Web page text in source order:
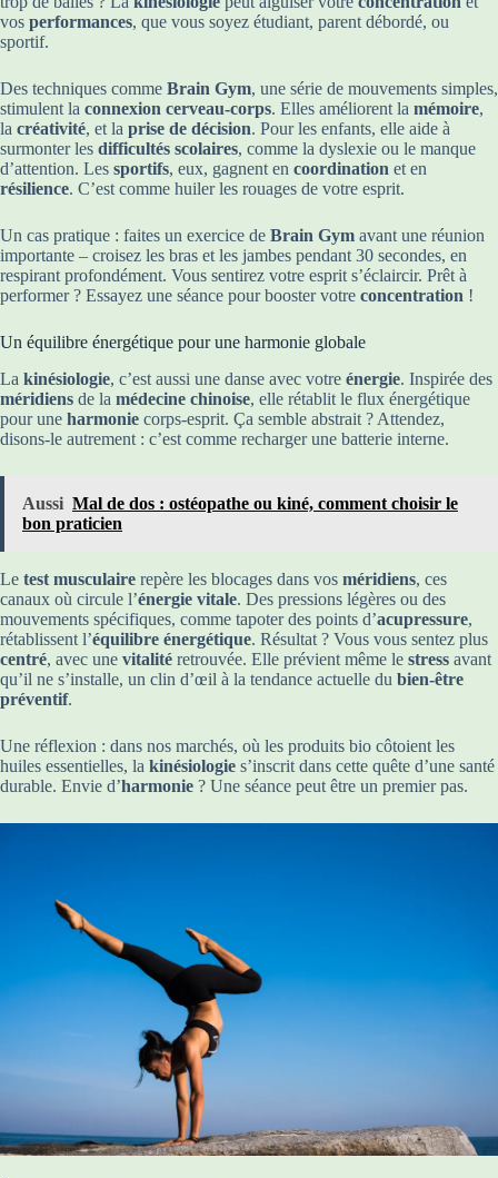
vos performances, que vous soyez étudiant, parent débordé, ou
sportif.
Des techniques comme Brain Gym, une série de mouvements simples,
stimulent la connexion cerveau-corps. Elles améliorent la mémoire,
la créativité, et la prise de décision. Pour les enfants, elle aide à
surmonter les difficultés scolaires, comme la dyslexie ou le manque
d’attention. Les sportifs, eux, gagnent en coordination et en
résilience. C’est comme huiler les rouages de votre esprit.
Un cas pratique : faites un exercice de Brain Gym avant une réunion
importante – croisez les bras et les jambes pendant 30 secondes, en
respirant profondément. Vous sentirez votre esprit s’éclaircir. Prêt à
performer ? Essayez une séance pour booster votre concentration !
Un équilibre énergétique pour une harmonie globale
La kinésiologie, c’est aussi une danse avec votre énergie. Inspirée des
méridiens de la médecine chinoise, elle rétablit le flux énergétique
pour une harmonie corps-esprit. Ça semble abstrait ? Attendez,
disons-le autrement : c’est comme recharger une batterie interne.
Aussi Mal de dos : ostéopathe ou kiné, comment choisir le
bon praticien
Le test musculaire repère les blocages dans vos méridiens, ces
canaux où circule l’énergie vitale. Des pressions légères ou des
mouvements spécifiques, comme tapoter des points d’acupressure,
rétablissent l’équilibre énergétique. Résultat ? Vous vous sentez plus
centré, avec une vitalité retrouvée. Elle prévient même le stress avant
qu’il ne s’installe, un clin d’œil à la tendance actuelle du bien-être
préventif.
Une réflexion : dans nos marchés, où les produits bio côtoient les
huiles essentielles, la kinésiologie s’inscrit dans cette quête d’une santé
durable. Envie d’harmonie ? Une séance peut être un premier pas.